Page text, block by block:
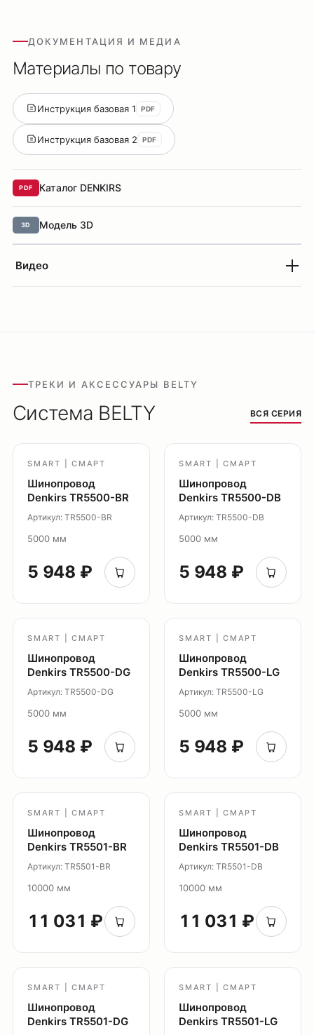
ДОКУМЕНТАЦИЯ И МЕДИА
Материалы по товару
Инструкция базовая 1 PDF
Инструкция базовая 2 PDF
PDF Каталог DENKIRS
3D Модель 3D
Видео
ТРЕКИ И АКСЕССУАРЫ BELTY
Система BELTY ВСЯ СЕРИЯ
SMART | СМАРТ
Шинопровод
Denkirs TR5500-BR
Артикул: TR5500-BR
5000 мм
5 948 ₽
SMART | СМАРТ
Шинопровод
Denkirs TR5500-DB
Артикул: TR5500-DB
5000 мм
5 948 ₽
SMART | СМАРТ
Шинопровод
Denkirs TR5500-DG
Артикул: TR5500-DG
5000 мм
5 948 ₽
SMART | СМАРТ
Шинопровод
Denkirs TR5500-LG
Артикул: TR5500-LG
5000 мм
5 948 ₽
SMART | СМАРТ
Шинопровод
Denkirs TR5501-BR
Артикул: TR5501-BR
10000 мм
11 031 ₽
SMART | СМАРТ
Шинопровод
Denkirs TR5501-DB
Артикул: TR5501-DB
10000 мм
11 031 ₽
SMART | СМАРТ
Шинопровод
Denkirs TR5501-DG
SMART | СМАРТ
Шинопровод
Denkirs TR5501-LG
Трековые системы
Потолочные подвесные
Управление освещением
Настенные светильники
Уличное освещение
Каталог
Контакты
Главная
Система Air
Профиль Smart ONE
Проекты
Уличное освещение
Система Shine
Светильники Flex